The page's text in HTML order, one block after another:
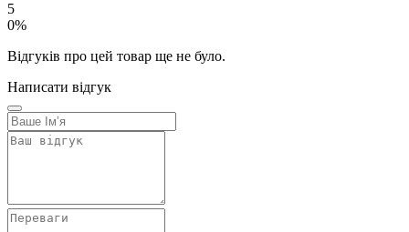
5
0%
Відгуків про цей товар ще не було.
Написати відгук